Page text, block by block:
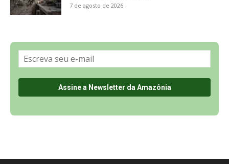
Política de Privacidade, LGPD e RGPD
Últimas Notícias
🌎 Español
©